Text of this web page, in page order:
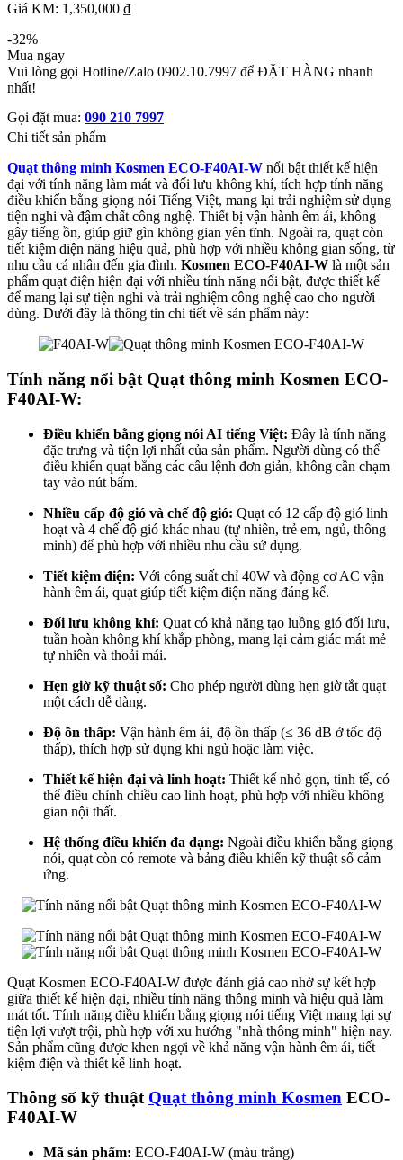
Giá KM: 1,350,000 ₫
-32%
Mua ngay
Vui lòng gọi Hotline/Zalo 0902.10.7997 để ĐẶT HÀNG nhanh
nhất!
Gọi đặt mua: 090 210 7997
Chi tiết sản phẩm
Quạt thông minh Kosmen ECO-F40AI-W nổi bật thiết kế hiện
đại với tính năng làm mát và đối lưu không khí, tích hợp tính năng
điều khiển bằng giọng nói Tiếng Việt, mang lại trải nghiệm sử dụng
tiện nghi và đậm chất công nghệ. Thiết bị vận hành êm ái, không
gây tiếng ồn, giúp giữ gìn không gian yên tĩnh. Ngoài ra, quạt còn
tiết kiệm điện năng hiệu quả, phù hợp với nhiều không gian sống, từ
nhu cầu cá nhân đến gia đình. Kosmen ECO-F40AI-W là một sản
phẩm quạt điện hiện đại với nhiều tính năng nổi bật, được thiết kế
để mang lại sự tiện nghi và trải nghiệm công nghệ cao cho người
dùng. Dưới đây là thông tin chi tiết về sản phẩm này:
Tính năng nổi bật Quạt thông minh Kosmen ECO-
F40AI-W:
Điều khiển bằng giọng nói AI tiếng Việt: Đây là tính năng
đặc trưng và tiện lợi nhất của sản phẩm. Người dùng có thể
điều khiển quạt bằng các câu lệnh đơn giản, không cần chạm
tay vào nút bấm.
Nhiều cấp độ gió và chế độ gió: Quạt có 12 cấp độ gió linh
hoạt và 4 chế độ gió khác nhau (tự nhiên, trẻ em, ngủ, thông
minh) để phù hợp với nhiều nhu cầu sử dụng.
Tiết kiệm điện: Với công suất chỉ 40W và động cơ AC vận
hành êm ái, quạt giúp tiết kiệm điện năng đáng kể.
Đối lưu không khí: Quạt có khả năng tạo luồng gió đối lưu,
tuần hoàn không khí khắp phòng, mang lại cảm giác mát mẻ
tự nhiên và thoải mái.
Hẹn giờ kỹ thuật số: Cho phép người dùng hẹn giờ tắt quạt
một cách dễ dàng.
Độ ồn thấp: Vận hành êm ái, độ ồn thấp (≤ 36 dB ở tốc độ
thấp), thích hợp sử dụng khi ngủ hoặc làm việc.
Thiết kế hiện đại và linh hoạt: Thiết kế nhỏ gọn, tinh tế, có
thể điều chỉnh chiều cao linh hoạt, phù hợp với nhiều không
gian nội thất.
Hệ thống điều khiển đa dạng: Ngoài điều khiển bằng giọng
nói, quạt còn có remote và bảng điều khiển kỹ thuật số cảm
ứng.
Quạt Kosmen ECO-F40AI-W được đánh giá cao nhờ sự kết hợp
giữa thiết kế hiện đại, nhiều tính năng thông minh và hiệu quả làm
mát tốt. Tính năng điều khiển bằng giọng nói tiếng Việt mang lại sự
tiện lợi vượt trội, phù hợp với xu hướng "nhà thông minh" hiện nay.
Sản phẩm cũng được khen ngợi về khả năng vận hành êm ái, tiết
kiệm điện và thiết kế linh hoạt.
Thông số kỹ thuật Quạt thông minh Kosmen ECO-
F40AI-W
Mã sản phẩm: ECO-F40AI-W (màu trắng)